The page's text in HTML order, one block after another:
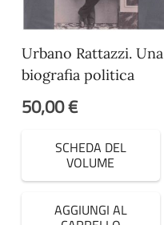
Urbano Rattazzi. Una
biografia politica
50,00€
SCHEDA DEL
VOLUME
AGGIUNGI AL